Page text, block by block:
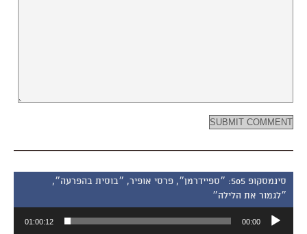
סינמסקופ 505: ״ספיידרמן״, פרסי אופיר, ״בוסית בהפרעה״,
״לגמור את הלילה״
אודיו
00:00
01:00:12